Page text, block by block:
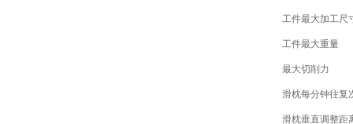
工件最大加工尺
工件最大重量
最大切削力
滑枕每分钟往复
滑枕垂直调整距